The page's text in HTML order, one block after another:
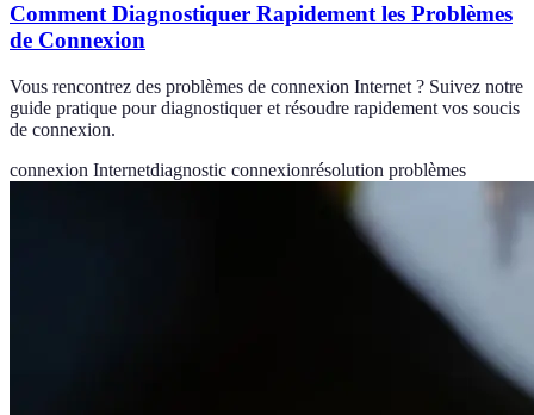
Comment Diagnostiquer Rapidement les Problèmes
de Connexion
Vous rencontrez des problèmes de connexion Internet ? Suivez notre
guide pratique pour diagnostiquer et résoudre rapidement vos soucis
de connexion.
connexion Internetdiagnostic connexionrésolution problèmes